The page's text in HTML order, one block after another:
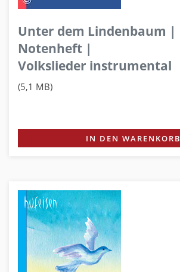
Unter dem Lindenbaum |
Notenheft |
Volkslieder instrumental
(5,1 MB)
IN DEN WARENKORB